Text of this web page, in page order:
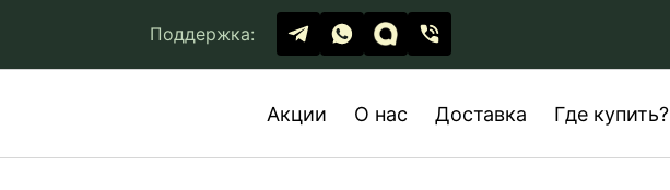
Поддержка:
Акции О нас Доставка Где купить?